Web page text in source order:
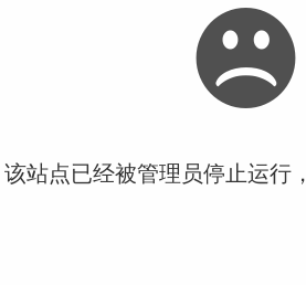
站点已经被管理员停止运行